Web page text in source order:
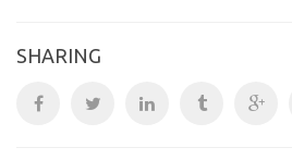
SHARING